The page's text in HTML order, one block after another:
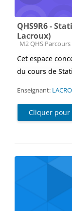
QHS9R6 -
Lacroux)
Catégorie de
M2 QHS
Cet espace
du cours de
Enseignant:
Cliquer pour